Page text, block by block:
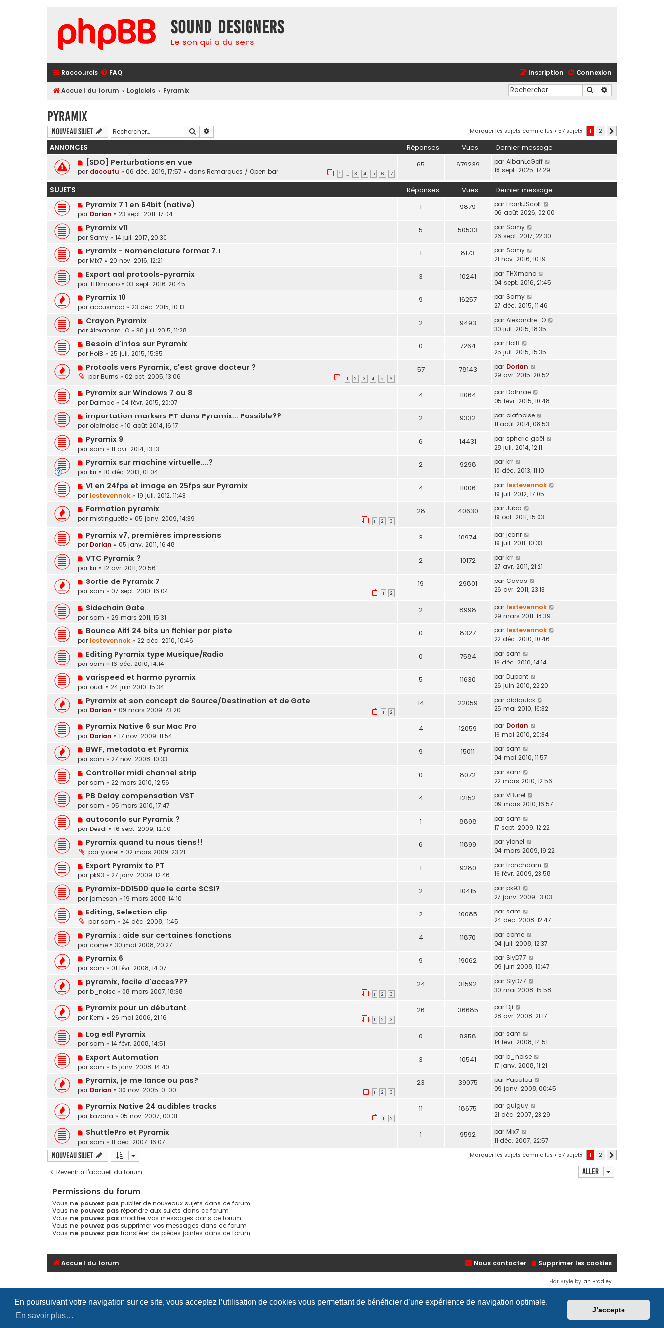
En poursuivant votre navigation sur ce site, vous acceptez l’utilisation de cookies vous permettant de bénéficier d’une expérience de navigation optimale.
En savoir plus…
J’accepte
Sound Designers
Le son qui a du sens
Raccourcis FAQ Connexion
Inscription
Accueil du forum Logiciels Pyramix Rechercher
Pyramix
Nouveau sujet Rechercher Marquer les sujets comme lus • 57 sujets 1 2
ANNONCES Réponses Vues Dernier message
[SDO] Perturbations en vue
par dacoutu » 06 déc. 2019, 17:57 » dans Remarques / Open bar 1 … 3 4 5 6 7
65 679239 par AlbanLeGoff
18 sept. 2025, 12:29
SUJETS Réponses Vues Dernier message
Pyramix 7.1 en 64bit (native)
par Dorian » 23 sept. 2011, 17:04
1 9879 par FrankJScott
06 août 2026, 02:00
Pyramix v11
par Samy » 14 juil. 2017, 20:30
5 50533 par Samy
26 sept. 2017, 22:30
Pyramix - Nomenclature format 7.1
par Mix7 » 20 nov. 2016, 12:21
1 8173 par Samy
21 nov. 2016, 10:19
Export aaf protools-pyramix
par THXmono » 03 sept. 2016, 20:45
3 10241 par THXmono
04 sept. 2016, 21:45
Pyramix 10
par acousmod » 23 déc. 2015, 10:13
9 16257 par Samy
27 déc. 2015, 11:46
Crayon Pyramix
par Alexandre_O » 30 juil. 2015, 11:28
2 9493 par Alexandre_O
30 juil. 2015, 18:35
Besoin d'infos sur Pyramix
par HolB » 25 juil. 2015, 15:35
0 7264 par HolB
25 juil. 2015, 15:35
Protools vers Pyramix, c'est grave docteur ?
par Burns » 02 oct. 2005, 13:06 1 2 3 4 5 6
57 78143 par Dorian
29 avr. 2015, 20:52
Pyramix sur Windows 7 ou 8
par Dalmae » 04 févr. 2015, 20:07
4 11064 par Dalmae
05 févr. 2015, 10:48
importation markers PT dans Pyramix... Possible??
par olafnoise » 10 août 2014, 16:17
2 9332 par olafnoise
11 août 2014, 08:53
Pyramix 9
par sam » 11 avr. 2014, 13:13
6 14431 par spheric gaël
28 juil. 2014, 12:11
Pyramix sur machine virtuelle....?
par krr » 10 déc. 2013, 01:04
2 9298 par krr
10 déc. 2013, 11:10
VI en 24fps et image en 25fps sur Pyramix
par lestevennok » 19 juil. 2012, 11:43
4 11006 par lestevennok
19 juil. 2012, 17:05
Formation pyramix
par mistinguette » 05 janv. 2009, 14:39 1 2 3
28 40630 par Juba
19 oct. 2011, 15:03
Pyramix v7, premières impressions
par Dorian » 05 janv. 2011, 16:48
3 10974 par jeanr
19 juil. 2011, 10:33
VTC Pyramix ?
par krr » 12 avr. 2011, 20:56
2 10172 par krr
27 avr. 2011, 21:21
Sortie de Pyramix 7
par sam » 07 sept. 2010, 16:04 1 2
19 29801 par Cavas
26 avr. 2011, 23:13
Sidechain Gate
par sam » 29 mars 2011, 15:31
2 8998 par lestevennok
29 mars 2011, 18:39
Bounce Aiff 24 bits un fichier par piste
par lestevennok » 22 déc. 2010, 10:46
0 8327 par lestevennok
22 déc. 2010, 10:46
Editing Pyramix type Musique/Radio
par sam » 16 déc. 2010, 14:14
0 7584 par sam
16 déc. 2010, 14:14
varispeed et harmo pyramix
par oudi » 24 juin 2010, 15:34
5 11630 par Dupont
26 juin 2010, 22:20
Pyramix et son concept de Source/Destination et de Gate
par Dorian » 09 mars 2009, 23:20 1 2
14 22059 par didiquick
25 mai 2010, 16:32
Pyramix Native 6 sur Mac Pro
par Dorian » 17 nov. 2009, 11:54
4 12059 par Dorian
16 mai 2010, 20:34
BWF, metadata et Pyramix
par sam » 27 nov. 2008, 10:33
9 15011 par sam
04 mai 2010, 11:57
Controller midi channel strip
par sam » 22 mars 2010, 12:56
0 8072 par sam
22 mars 2010, 12:56
PB Delay compensation VST
par sam » 05 mars 2010, 17:47
4 12152 par VBurel
09 mars 2010, 16:57
autoconfo sur Pyramix ?
par Desdi » 16 sept. 2009, 12:00
1 8898 par sam
17 sept. 2009, 12:22
Pyramix quand tu nous tiens!!
par yionel » 02 mars 2009, 23:21
6 11899 par yionel
04 mars 2009, 19:22
Export Pyramix to PT
par pk93 » 27 janv. 2009, 12:46
1 9280 par tronchdam
16 févr. 2009, 23:58
Pyramix-DD1500 quelle carte SCSI?
par jameson » 19 mars 2008, 14:10
2 10415 par pk93
27 janv. 2009, 13:03
Editing, Selection clip
par sam » 24 déc. 2008, 11:45
2 10085 par sam
24 déc. 2008, 12:47
Pyramix : aide sur certaines fonctions
par come » 30 mai 2008, 20:27
4 11870 par come
04 juil. 2008, 12:37
Pyramix 6
par sam » 01 févr. 2008, 14:07
9 19062 par SlyD77
09 juin 2008, 10:47
pyramix, facile d'acces???
par b_noise » 08 mars 2007, 18:38 1 2 3
24 31592 par SlyD77
30 mai 2008, 15:58
Pyramix pour un débutant
par Kemi » 26 mai 2006, 21:16 1 2 3
26 36685 par Dji
28 avr. 2008, 21:17
Log edl Pyramix
par sam » 14 févr. 2008, 14:51
0 8358 par sam
14 févr. 2008, 14:51
Export Automation
par sam » 15 janv. 2008, 14:40
3 10541 par b_noise
17 janv. 2008, 11:21
Pyramix, je me lance ou pas?
par Dorian » 30 nov. 2005, 01:00 1 2 3
23 39075 par Papalou
09 janv. 2008, 00:45
Pyramix Native 24 audibles tracks
par kazana » 05 nov. 2007, 00:31 1 2
11 18675 par guiguy
21 déc. 2007, 23:29
ShuttlePro et Pyramix
par sam » 11 déc. 2007, 16:07
1 9592 par Mix7
11 déc. 2007, 22:57
Nouveau sujet Marquer les sujets comme lus • 57 sujets 1 2
Revenir à l’accueil du forum Aller
Permissions du forum
Vous ne pouvez pas publier de nouveaux sujets dans ce forum
Vous ne pouvez pas répondre aux sujets dans ce forum
Vous ne pouvez pas modifier vos messages dans ce forum
Vous ne pouvez pas supprimer vos messages dans ce forum
Vous ne pouvez pas transférer de pièces jointes dans ce forum
Accueil du forum Supprimer les cookies
Nous contacter
Flat Style by Ian Bradley
Développé parphpBB® Forum Software © phpBB Limited
Traduction française officielle©Qiaeru
Conditions